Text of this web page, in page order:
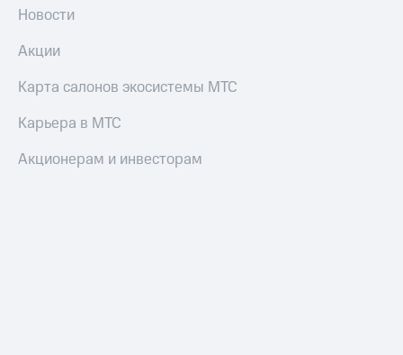
Новости
Акции
Карта салонов экосистемы МТС
Карьера в МТС
Акционерам и инвесторам